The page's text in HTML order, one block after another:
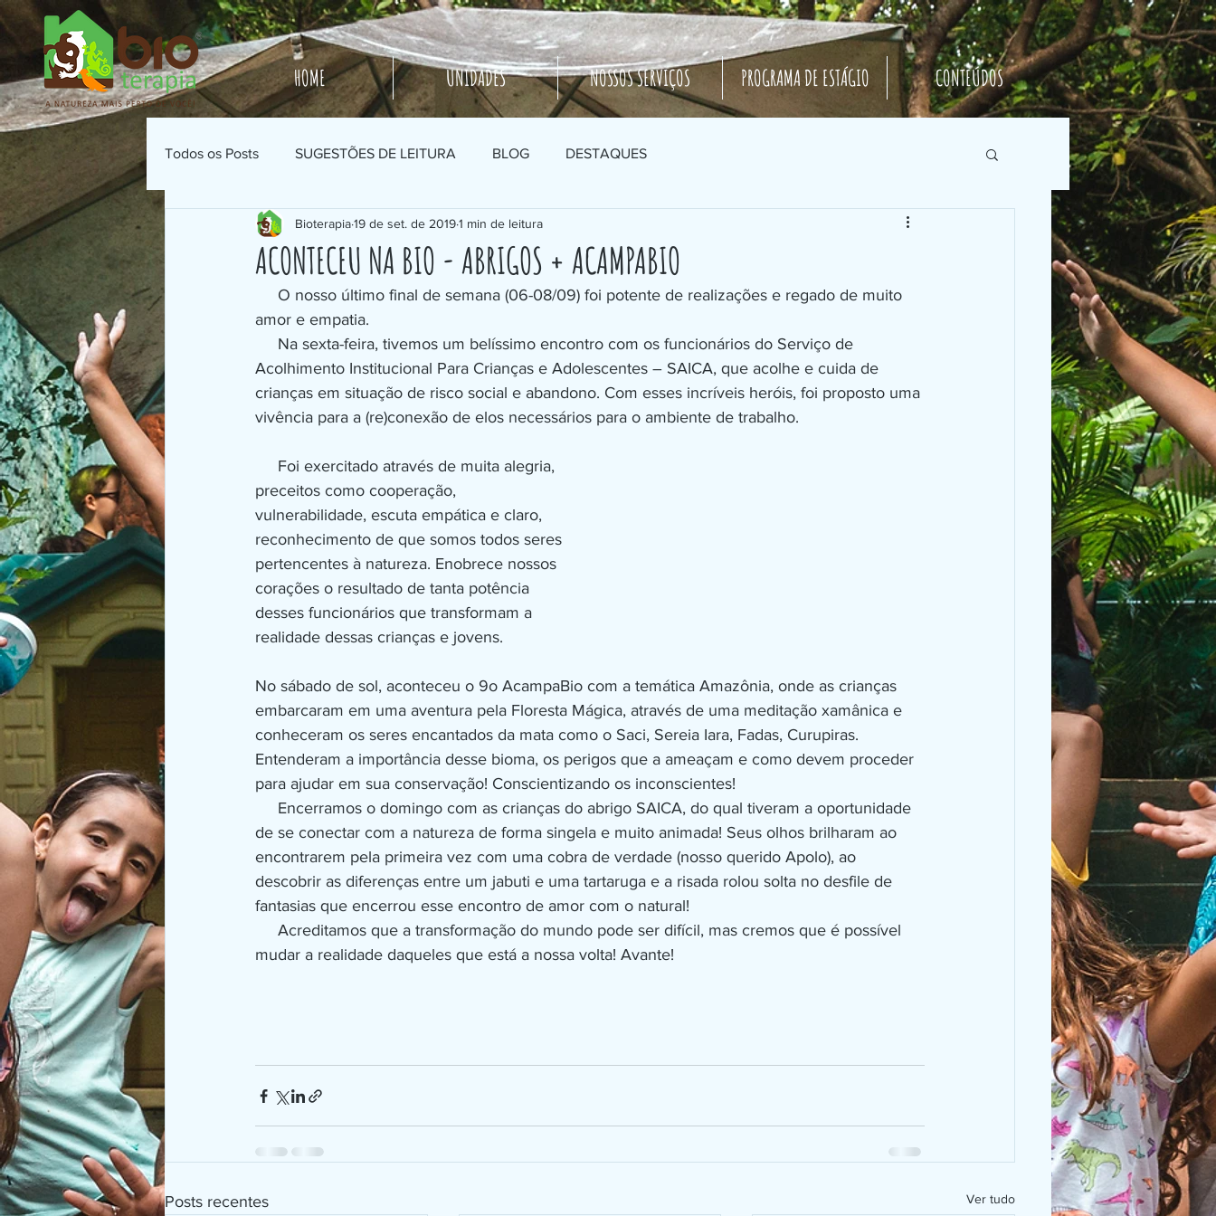
HOME UNIDADES NOSSOS SERVIÇOS PROGRAMA DE ESTÁGIO CONTEÚDOS
Todos os Posts SUGESTÕES DE LEITURA BLOG DESTAQUES
ACONTECEU NA BIO - ABRIGOS + ACAMPABIO
Bioterapia19 de set. de 20191 min de leitura
amor e empatia.
Acolhimento Institucional Para Crianças e Adolescentes – SAICA, que acolhe e cuida de
crianças em situação de risco social e abandono. Com esses incríveis heróis, foi proposto uma
vivência para a (re)conexão de elos necessários para o ambiente de trabalho.
preceitos como cooperação,
vulnerabilidade, escuta empática e claro,
reconhecimento de que somos todos seres
pertencentes à natureza. Enobrece nossos
corações o resultado de tanta potência
desses funcionários que transformam a
realidade dessas crianças e jovens.
No sábado de sol, aconteceu o 9o AcampaBio com a temática Amazônia, onde as crianças
embarcaram em uma aventura pela Floresta Mágica, através de uma meditação xamânica e
conheceram os seres encantados da mata como o Saci, Sereia Iara, Fadas, Curupiras.
Entenderam a importância desse bioma, os perigos que a ameaçam e como devem proceder
para ajudar em sua conservação! Conscientizando os inconscientes!
de se conectar com a natureza de forma singela e muito animada! Seus olhos brilharam ao
encontrarem pela primeira vez com uma cobra de verdade (nosso querido Apolo), ao
descobrir as diferenças entre um jabuti e uma tartaruga e a risada rolou solta no desfile de
fantasias que encerrou esse encontro de amor com o natural!
mudar a realidade daqueles que está a nossa volta! Avante!
Posts recentes Ver tudo